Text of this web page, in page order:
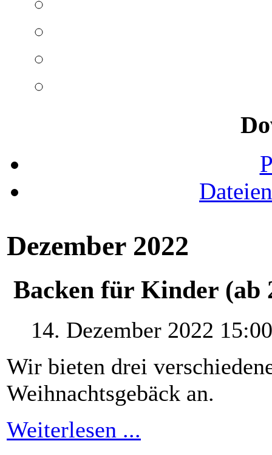
Dezember 2022
Backen für Kinder (ab
14. Dezember 2022 15:00
Wir bieten drei
Weihnachtsgebäck an.
Weiterlesen ...